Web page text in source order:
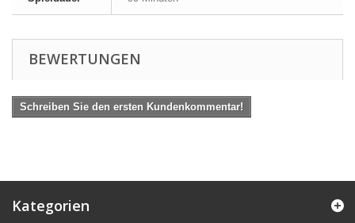
BEWERTUNGEN
Schreiben Sie den ersten Kundenkommentar!
Kategorien